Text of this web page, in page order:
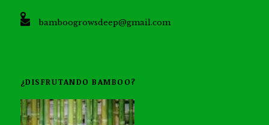
bamboogrowsdeep@gmail.com
¿DISFRUTANDO BAMBOO?